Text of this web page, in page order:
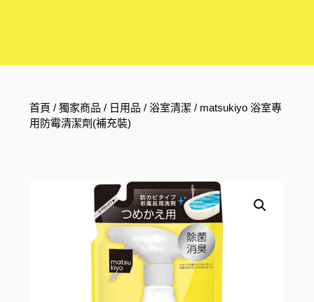
首頁 /獨家商品 / 日用品 /浴室清潔 / matsukiyo 浴室專
用防霉清潔劑(補充裝)